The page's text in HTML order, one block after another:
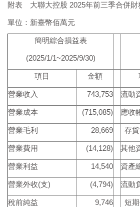
附表 大聯大控股 2025年前三季合併財
單位：新臺幣佰萬元
簡明綜合損益表
(2025/1/1~2025/9/30)
項目 金額
營業收入 743,753 流動
營業成本 (715,085) 應收
營業毛利 28,669 存貨
營業費用 (14,128) 其他
營業利益 14,540 資產
營業外收(支) (4,794) 流動
稅前純益 9,746 短